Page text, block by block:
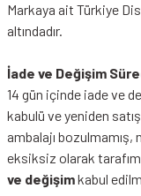
Markaya ait Türkiye
altındadır.
İade ve Değişim
14 gün içinde iade ve
kabulü ve yeniden
ambalajı
eksiksiz olarak
ve değişimkabul